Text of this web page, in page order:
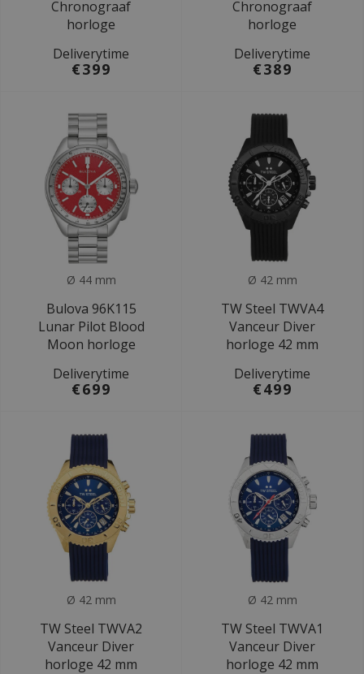
Chronograaf
horloge
Deliverytime
€399
Chronograaf
horloge
Deliverytime
€389
Ø 44 mm
Bulova 96K115
Lunar Pilot Blood
Moon horloge
Deliverytime
€699
Ø 42 mm
TW Steel TWVA4
Vanceur Diver
horloge 42 mm
Deliverytime
€499
Ø 42 mm
TW Steel TWVA2
Vanceur Diver
horloge 42 mm
Ø 42 mm
TW Steel TWVA1
Vanceur Diver
horloge 42 mm